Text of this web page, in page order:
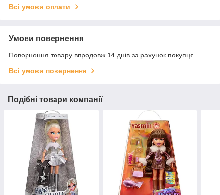
Всі умови оплати
Умови повернення
Повернення товару впродовж 14 днів за рахунок покупця
Всі умови повернення
Подібні товари компанії